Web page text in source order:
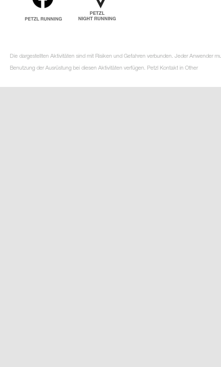
Die dargestellten Aktivitäten sind mit Risiken und Gefahren verbunden. Jeder Anwender
Benutzung der Ausrüstung bei diesen Aktivitäten verfügen. Petzl Kontakt in Other